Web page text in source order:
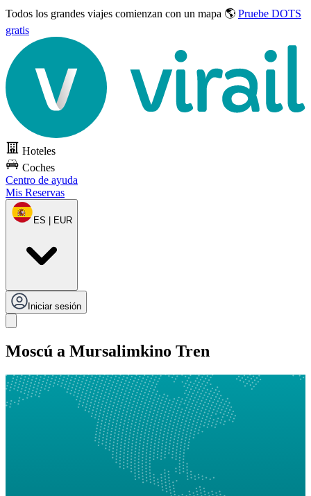
Todos los grandes viajes comienzan con un mapa 🌎 Pruebe DOTS
gratis
Hoteles
Coches
Centro de ayuda
Mis Reservas
ES | EUR
Iniciar sesión
Moscú a Mursalimkino Tren